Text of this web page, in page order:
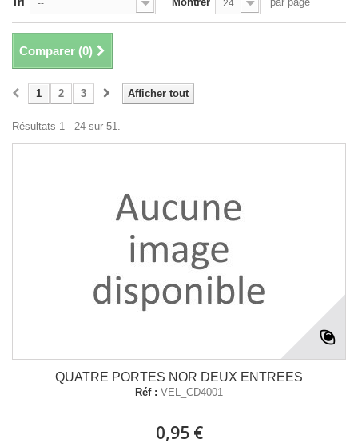
-- 24
Comparer (0)
Afficher tout
1 2 3
Résultats 1 - 24 sur 51.
QUATRE PORTES NOR DEUX ENTREES
Réf : VEL_CD4001
0,95 €